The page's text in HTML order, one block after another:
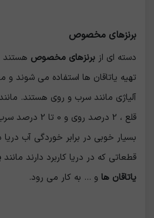
برنزهاي مخصوص
دسته اي از برنزهاي مخصوص هستند
تهيه ياتاقان ها استفاده مي شوند و
آلياژي مانند سرب و روي هستند.
قلع ، 2 درصد روي
بسيار خوبي در برابر خوردگي آب
قطعاتي كه در دريا كاربرد دارند مانند
ياتاقان ها و ... به كار مي رود.